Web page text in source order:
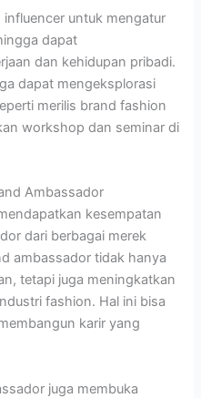
untuk mengatur
dapat
dan kehidupan pribadi.
dapat mengeksplorasi
merilis brand fashion
workshop dan seminar di
Ambassador
kesempatan
dari berbagai merek
ambassador tidak hanya
tetapi juga meningkatkan
fashion. Hal ini bisa
karir yang
juga membuka